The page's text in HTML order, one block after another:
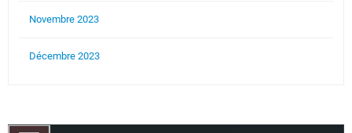
Novembre 2023
Décembre 2023